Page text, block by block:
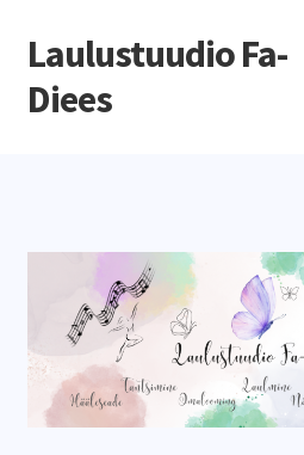
Laulustuudio Fa-
Diees
Kalender
Videod